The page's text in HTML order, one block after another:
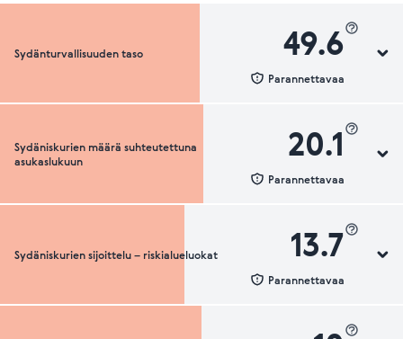
Sydänturvallisuuden taso 49.6
Parannettavaa
Sydänturvallisuuden luokka
Sydäniskurien määrä suhteutettuna
asukaslukuun
20.1
Parannettavaa
Sydäniskurien määrä suhteutettuna asukaslukuun
Sydäniskurien sijoittelu – riskialueluokat 13.7
Parannettavaa